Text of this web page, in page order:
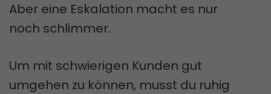
Aber eine Eskalation macht es nur
noch schlimmer.
Um mit schwierigen Kunden gut
umgehen zu können, musst du ruhig